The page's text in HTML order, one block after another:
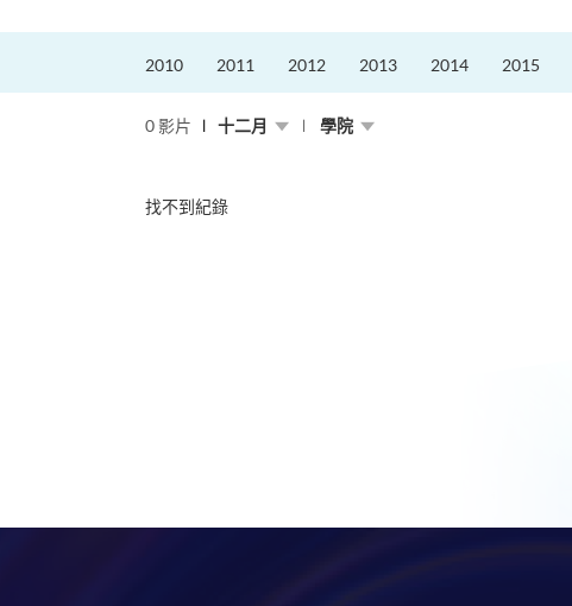
2010 2011 2012 2013 2014 2015
0 影片 十二月 學院
找不到紀錄